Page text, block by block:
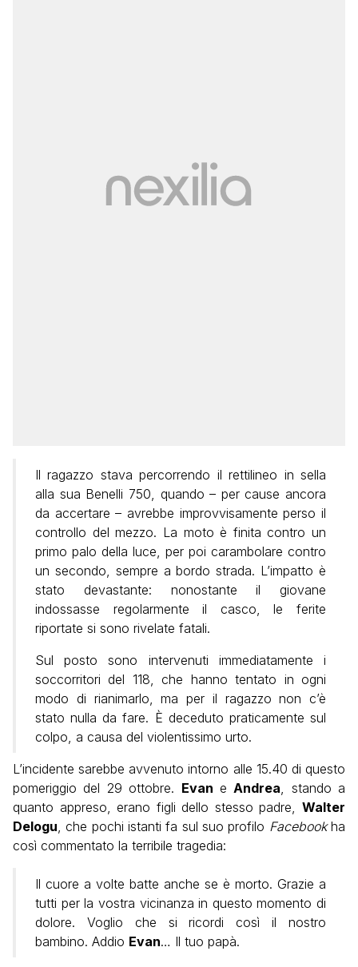
Il ragazzo stava percorrendo il rettilineo in sella
alla sua Benelli 750, quando – per cause ancora
da accertare – avrebbe improvvisamente perso il
controllo del mezzo. La moto è finita contro un
primo palo della luce, per poi carambolare contro
un secondo, sempre a bordo strada. L’impatto è
stato devastante: nonostante il giovane
indossasse regolarmente il casco, le ferite
riportate si sono rivelate fatali.
Sul posto sono intervenuti immediatamente i
soccorritori del 118, che hanno tentato in ogni
modo di rianimarlo, ma per il ragazzo non c’è
stato nulla da fare. È deceduto praticamente sul
colpo, a causa del violentissimo urto.
L’incidente sarebbe avvenuto intorno alle 15.40 di questo
pomeriggio del 29 ottobre. Evan e Andrea , stando a
quanto appreso, erano figli dello stesso padre, Walter
Delogu , che pochi istanti fa sul suo profilo Facebookha
così commentato la terribile tragedia:
Il cuore a volte batte anche se è morto. Grazie a
tutti per la vostra vicinanza in questo momento di
dolore. Voglio che si ricordi così il nostro
bambino. Addio Evan… Il tuo papà.